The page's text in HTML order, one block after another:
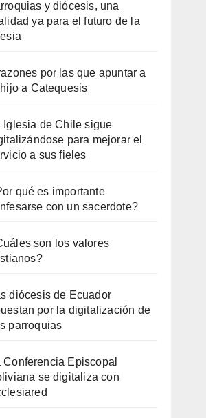
y diócesis, una
ya para el futuro de la
por las que apuntar a
a Catequesis
Iglesia de Chile sigue
para mejorar el
a sus fieles
qué es importante
con un sacerdote?
son los valores
diócesis de Ecuador
por la digitalización de
parroquias
Conferencia Episcopal
se digitaliza con